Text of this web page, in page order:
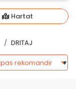
Hartat
DRITAJ